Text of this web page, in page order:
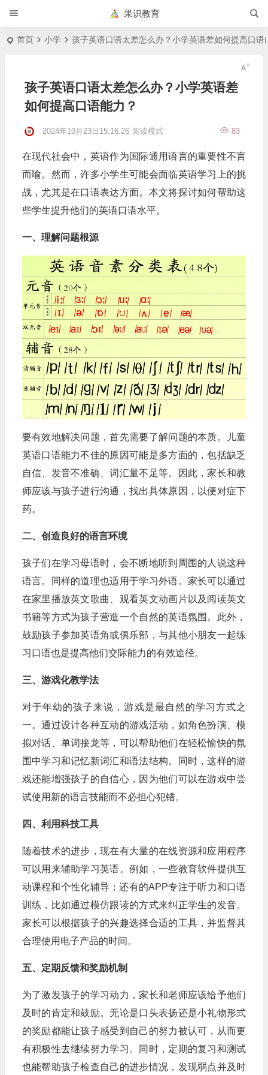
果识教育
首页 小学 孩子英语口语太差怎么办？小学英语差如何提高口语
孩子英语口语太差怎么办？小学英语差
如何提高口语能力？
2024年10月23日15:16:26 83
阅读模式
在现代社会中，英语作为国际通用语言的重要性不言
而喻。然而，许多小学生可能会面临英语学习上的挑
战，尤其是在口语表达方面。本文将探讨如何帮助这
些学生提升他们的英语口语水平。
一、理解问题根源
要有效地解决问题，首先需要了解问题的本质。儿童
英语口语能力不佳的原因可能是多方面的，包括缺乏
自信、发音不准确、词汇量不足等。因此，家长和教
师应该与孩子进行沟通，找出具体原因，以便对症下
药。
二、创造良好的语言环境
孩子们在学习母语时，会不断地听到周围的人说这种
语言。同样的道理也适用于学习外语。家长可以通过
在家里播放英文歌曲、观看英文动画片以及阅读英文
书籍等方式为孩子营造一个自然的英语氛围。此外，
鼓励孩子参加英语角或俱乐部，与其他小朋友一起练
习口语也是提高他们交际能力的有效途径。
三、游戏化教学法
对于年幼的孩子来说，游戏是最自然的学习方式之
一。通过设计各种互动的游戏活动，如角色扮演、模
拟对话、单词接龙等，可以帮助他们在轻松愉快的氛
围中学习和记忆新词汇和语法结构。同时，这样的游
戏还能增强孩子的自信心，因为他们可以在游戏中尝
试使用新的语言技能而不必担心犯错。
四、利用科技工具
随着技术的进步，现在有大量的在线资源和应用程序
可以用来辅助学习英语。例如，一些教育软件提供互
动课程和个性化辅导；还有的APP专注于听力和口语
训练，比如通过模仿跟读的方式来纠正学生的发音。
家长可以根据孩子的兴趣选择合适的工具，并监督其
合理使用电子产品的时间。
五、定期反馈和奖励机制
为了激发孩子的学习动力，家长和老师应该给予他们
及时的肯定和鼓励。无论是口头表扬还是小礼物形式
的奖励都能让孩子感受到自己的努力被认可，从而更
有积极性去继续努力学习。同时，定期的复习和测试
也能帮助孩子检查自己的进步情况，发现弱点并及时